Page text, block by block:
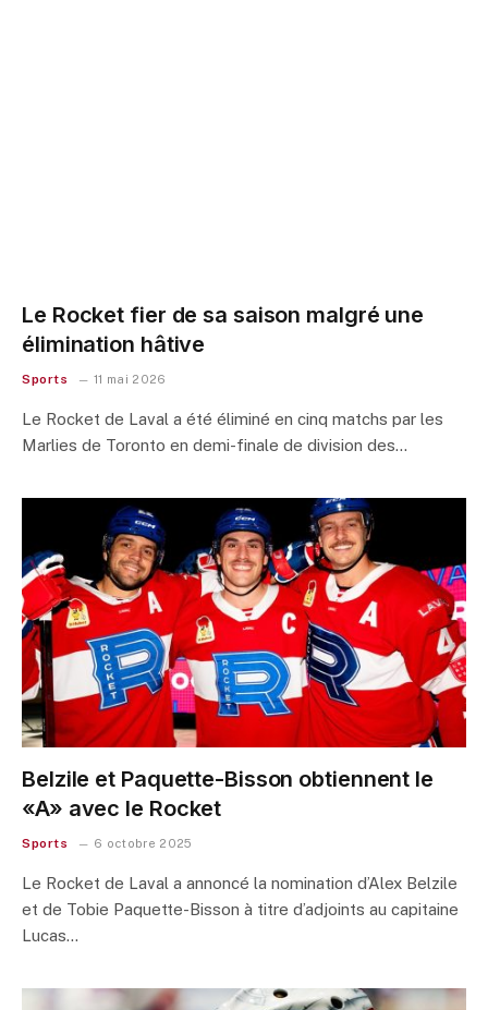
Le Rocket fier de sa saison malgré une
élimination hâtive
Sports 11 mai 2026
Le Rocket de Laval a été éliminé en cinq matchs par les
Marlies de Toronto en demi-finale de division des…
Belzile et Paquette-Bisson obtiennent le
«A» avec le Rocket
Sports 6 octobre 2025
Le Rocket de Laval a annoncé la nomination d’Alex Belzile
et de Tobie Paquette-Bisson à titre d’adjoints au capitaine
Lucas…